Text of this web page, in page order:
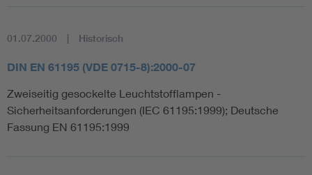
01.07.2000 Historisch
DIN EN 61195 (VDE 0715-8):2000-07
Zweiseitig gesockelte Leuchtstofflampen -
Sicherheitsanforderungen (IEC 61195:1999); Deutsche
Fassung EN 61195:1999